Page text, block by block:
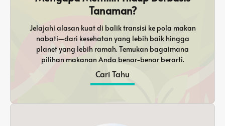
Tanaman?
Jelajahi alasan kuat di balik transisi ke pola makan
nabati—dari kesehatan yang lebih baik hingga
planet yang lebih ramah. Temukan bagaimana
pilihan makanan Anda benar-benar berarti.
Cari Tahu